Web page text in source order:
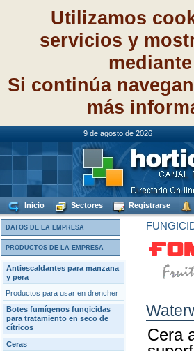
Utilizamos
servicios y
Si continúa
más
9 de agosto
Inicio Sectores Registrarse
DATOS DE LA EMPRESA
PRODUCTOS DE LA EMPRESA
Antiescaldantes para manzana
y pera
Productos para usar en drencher
Botes fumígenos fungicidas
para tratamiento en seco de
cítricos
Ceras
Cera